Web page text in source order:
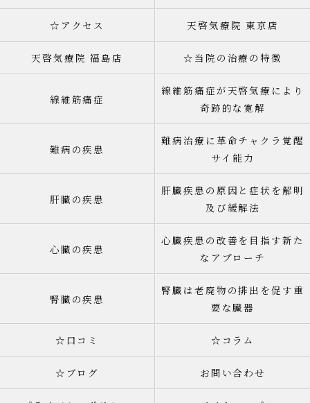
☆アクセス 天啓気療院 東京店
天啓気療院 福島店 ☆当院の治療の特徴
線維筋痛症
線維筋痛症が天啓気療により
奇跡的な寛解
難病の疾患
難病治療に革命チャクラ覚醒
サイ能力
肝臓の疾患
肝臓疾患の原因と症状を解明
及び緩解法
心臓の疾患
心臓疾患の改善を目指す新た
なアプローチ
腎臓の疾患
腎臓は老廃物の排出を促す重
要な臓器
☆口コミ ☆コラム
☆ブログ お問い合わせ